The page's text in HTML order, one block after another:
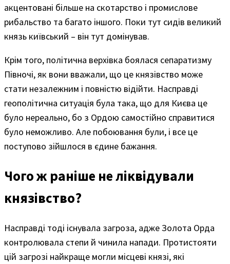
акцентовані більше на скотарство і промислове
рибальство та багато іншого. Поки тут сидів великий
князь київський – він тут домінував.
Крім того, політична верхівка боялася сепаратизму
Півночі, як вони вважали, що це князівство може
стати незалежним і повністю відійти. Насправді
геополітична ситуація була така, що для Києва це
було нереально, бо з Ордою самостійно справитися
було неможливо. Але побоювання були, і все це
поступово зійшлося в єдине бажання.
Чого ж раніше не ліквідували
князівство?
Насправді тоді існувала загроза, адже Золота Орда
контролювала степи й чинила напади. Протистояти
цій загрозі найкраще могли місцеві князі, які